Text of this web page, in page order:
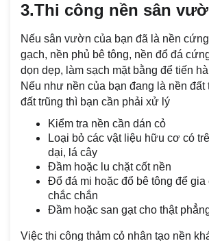
3.Thi công nền sân
Nếu sân vườn của bạn đã là nền
gạch, nền phủ bê tông, nền đổ đá
dọn dẹp, làm sạch mặt bằng để tiến
Nếu như nền của bạn đang là nền đất
đất trũng thì bạn cần phải xử lý
Kiểm tra nền cần dán cỏ
Loại bỏ các vật liệu hữu cơ có
dại, lá cây
Đầm hoặc lu chặt cốt nền
Đổ đá mi hoặc đổ bê tông để gia
chắc chắn
Đầm hoặc san gạt cho thật
Việc thi công thảm cỏ nhân tạo nền